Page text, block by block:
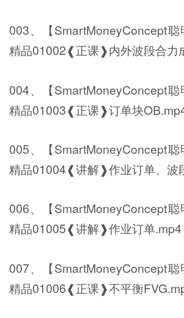
003、【SmartMoneyConcept
精品01002❰正课❱内外波段合力
004、【SmartMoneyConcept
精品01003❰正课❱订单块
005、【SmartMoneyConcept
精品01004❰讲解❱作业订单、波
006、【SmartMoneyConcept
精品01005❰讲解❱作业订单.mp4
007、【SmartMoneyConcept
精品01006❰正课❱不平衡